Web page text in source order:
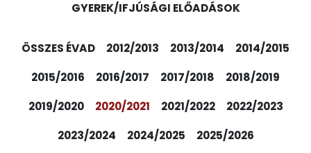
GYEREK/IFJÚSÁGI ELŐADÁSOK
ÖSSZES ÉVAD 2012/2013 2013/2014
2014/2015
2015/2016
2016/2017 2017/2018
2018/2019
2019/2020
2020/2021 2021/2022
2022/2023
2023/2024
2024/2025 2025/2026